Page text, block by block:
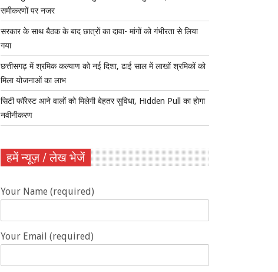
समीकरणों पर नजर
सरकार के साथ बैठक के बाद छात्रों का दावा- मांगों को गंभीरता से लिया
गया
छत्तीसगढ़ में श्रमिक कल्याण को नई दिशा, ढाई साल में लाखों श्रमिकों को
मिला योजनाओं का लाभ
सिटी फॉरेस्ट आने वालों को मिलेगी बेहतर सुविधा, Hidden Pull का होगा
नवीनीकरण
हमें न्यूज़ / लेख भेजें
Your Name (required)
Your Email (required)